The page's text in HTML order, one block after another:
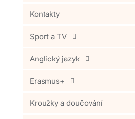
Kontakty
Sport a TV
Anglický jazyk
Erasmus+
Kroužky a doučování